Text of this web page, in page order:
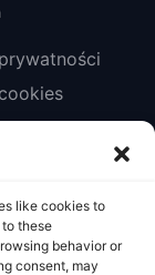
like cookies to
these
behavior or
consent, may